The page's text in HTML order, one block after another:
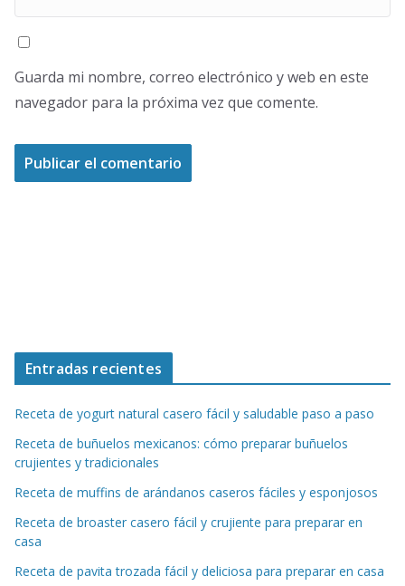
Guarda mi nombre, correo electrónico y web en este
navegador para la próxima vez que comente.
Entradas recientes
Receta de yogurt natural casero fácil y saludable paso a paso
Receta de buñuelos mexicanos: cómo preparar buñuelos
crujientes y tradicionales
Receta de muffins de arándanos caseros fáciles y esponjosos
Receta de broaster casero fácil y crujiente para preparar en
casa
Receta de pavita trozada fácil y deliciosa para preparar en casa